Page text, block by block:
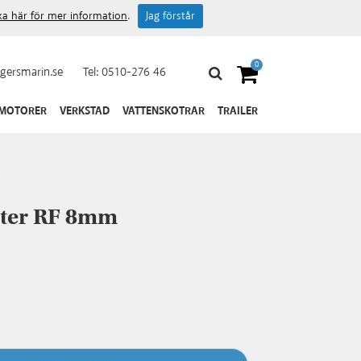
Tel:0510-276 46 0
VERKSTAD VATTENSKOTRAR TRAILER
RF 8mm
här för mer information. Jag förstår